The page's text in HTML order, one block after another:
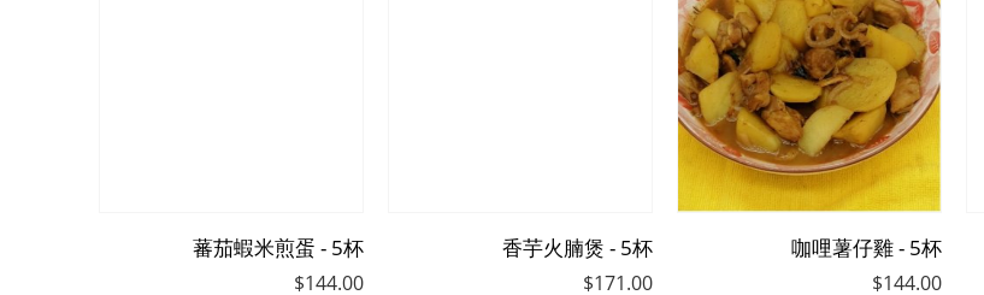
咖哩薯仔雞 - 5杯
$144.00
香芋火腩煲 - 5杯
$171.00
蕃茄蝦米煎蛋 - 5杯
$144.00